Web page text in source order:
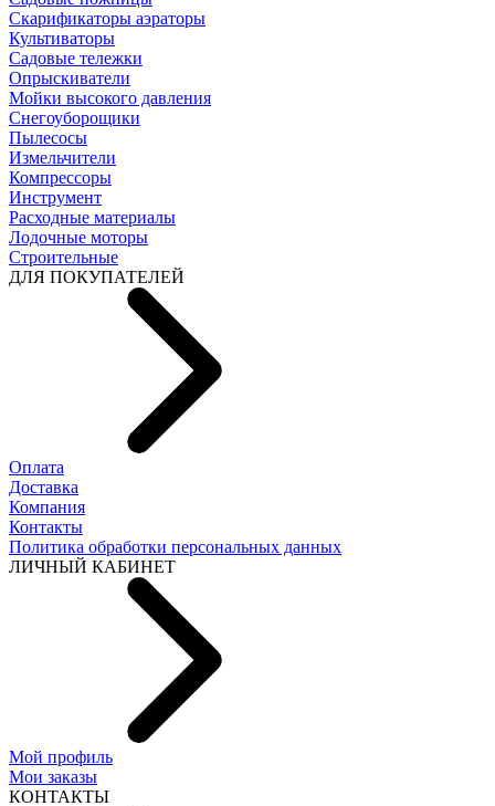
Скарификаторы аэраторы
Культиваторы
Садовые тележки
Опрыскиватели
Мойки высокого давления
Снегоуборощики
Пылесосы
Измельчители
Компрессоры
Инструмент
Расходные материалы
Лодочные моторы
Строительные
ДЛЯ ПОКУПАТЕЛЕЙ
Оплата
Доставка
Компания
Контакты
Политика обработки персональных данных
ЛИЧНЫЙ КАБИНЕТ
Мой профиль
Мои заказы
КОНТАКТЫ